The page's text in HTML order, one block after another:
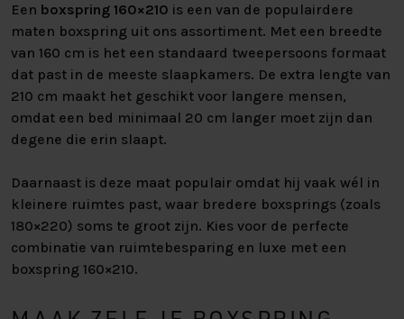
Een boxspring 160×210 is een van de populairdere
maten boxspring uit ons assortiment. Met een breedte
van 160 cm is het een standaard tweepersoons formaat
dat past in de meeste slaapkamers. De extra lengte van
210 cm maakt het geschikt voor langere mensen,
omdat een bed minimaal 20 cm langer moet zijn dan
degene die erin slaapt.
Daarnaast is deze maat populair omdat hij vaak wél in
kleinere ruimtes past, waar bredere boxsprings (zoals
180×220) soms te groot zijn. Kies voor de perfecte
combinatie van ruimtebesparing en luxe met een
boxspring 160×210.